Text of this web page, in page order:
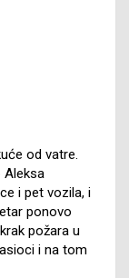
od vatre.
Aleksa
i pet vozila, i
ponovo
požara u
i na tom